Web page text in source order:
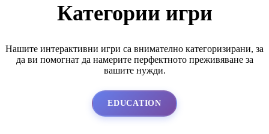
Категории игри
Нашите интерактивни игри са внимателно категоризирани, за
да ви помогнат да намерите перфектното преживяване за
вашите нужди.
EDUCATION